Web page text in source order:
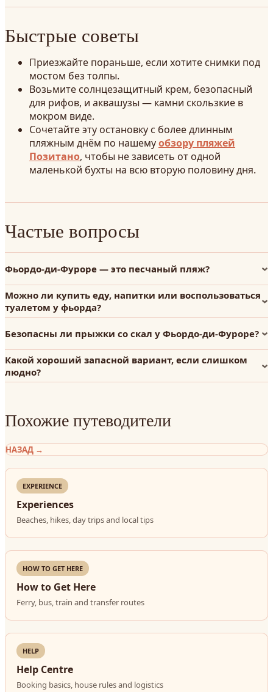
Быстрые советы
Приезжайте пораньше, если хотите снимки под
мостом без толпы.
Возьмите солнцезащитный крем, безопасный
для рифов, и аквашузы — камни скользкие в
мокром виде.
Сочетайте эту остановку с более длинным
пляжным днём по нашемуобзору пляжей
Позитано, чтобы не зависеть от одной
маленькой бухты на всю вторую половину дня.
Частые вопросы
Фьордо-ди-Фуроре — это песчаный пляж?
Можно ли купить еду, напитки или воспользоваться
туалетом у фьорда?
Безопасны ли прыжки со скал у Фьордо-ди-Фуроре?
Какой хороший запасной вариант, если слишком
людно?
Похожие путеводители
НАЗАД →
EXPERIENCE
Experiences
Beaches, hikes, day trips and local tips
HOW TO GET HERE
How to Get Here
Ferry, bus, train and transfer routes
HELP
Help Centre
Booking basics, house rules and logistics